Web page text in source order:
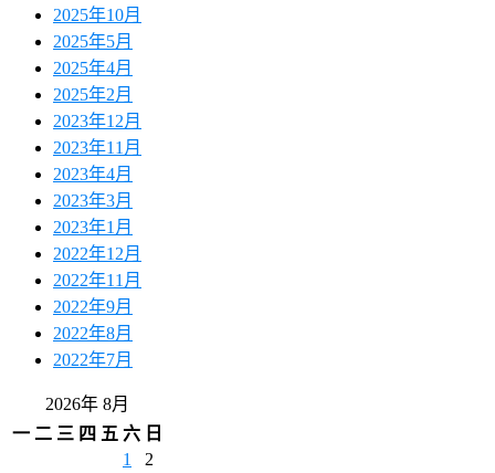
2025年10月
2025年5月
2025年4月
2025年2月
2023年12月
2023年11月
2023年4月
2023年3月
2023年1月
2022年12月
2022年11月
2022年9月
2022年8月
2022年7月
2026年 8月
一 二 三 四 五 六 日
1
2